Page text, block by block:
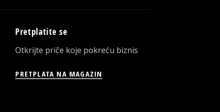
Pretplatite se
Otkrijte priče koje pokreću biznis
PRETPLATA NA MAGAZIN